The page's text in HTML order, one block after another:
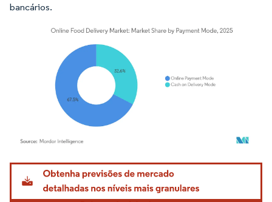
bancários.
Imagem © Mordor Intelligence. O reuso requer atribuição conforme CC BY 4.0.